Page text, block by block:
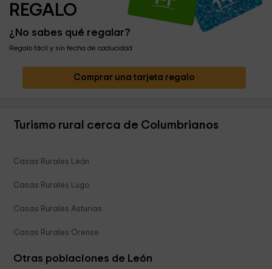
REGALO
¿No sabes qué regalar?
Regalo fácil y sin fecha de caducidad
Comprar una tarjeta regalo
Turismo rural cerca de Columbrianos
Casas Rurales León
Casas Rurales Lugo
Casas Rurales Asturias
Casas Rurales Orense
Otras poblaciones de León